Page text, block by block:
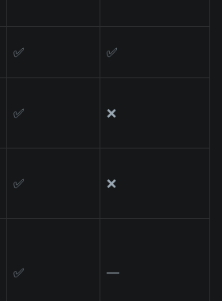
✅ ✅
✅ ❌
✅ ❌
✅ —